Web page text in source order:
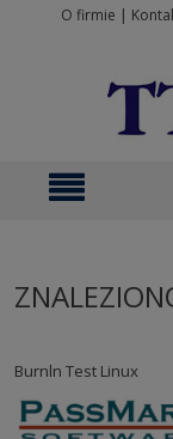
O firmie |
Burnln Test Linux